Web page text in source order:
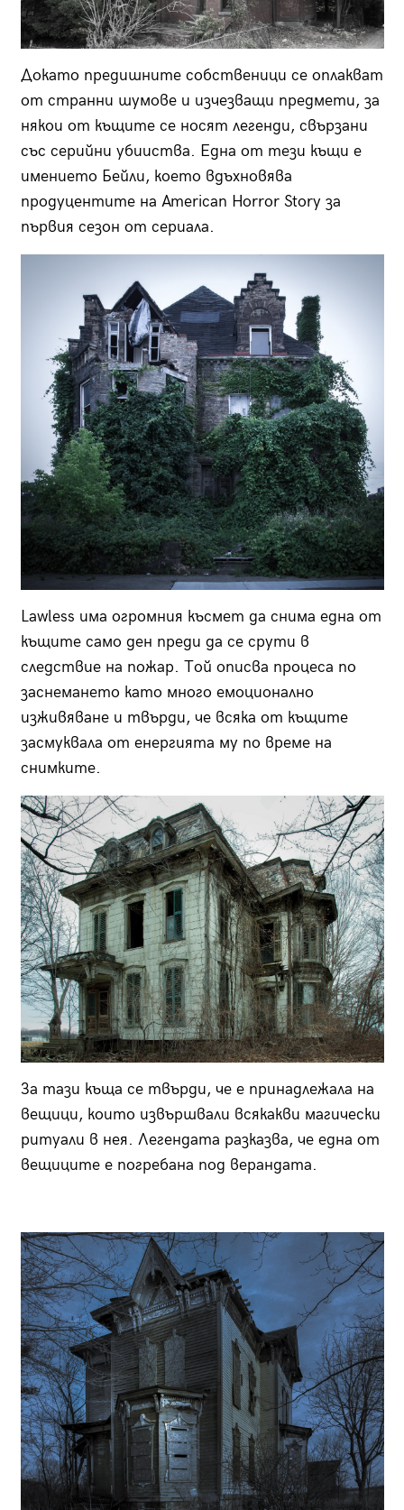
Докато предишните собственици се оплакват
от странни шумове и изчезващи предмети, за
някои от къщите се носят легенди, свързани
със серийни убииства. Една от тези къщи е
имението Бейли, което вдъхновява
продуцентите на American Horror Story за
първия сезон от сериала.
Lawless има огромния късмет да снима една от
къщите само ден преди да се срути в
следствие на пожар. Той описва процеса по
заснемането като много емоционално
изживяване и твърди, че всяка от къщите
засмуквала от енергията му по време на
снимките.
За тази къща се твърди, че е принадлежала на
вещици, които извършвали всякакви магически
ритуали в нея. Легендата разказва, че една от
вещиците е погребана под верандата.